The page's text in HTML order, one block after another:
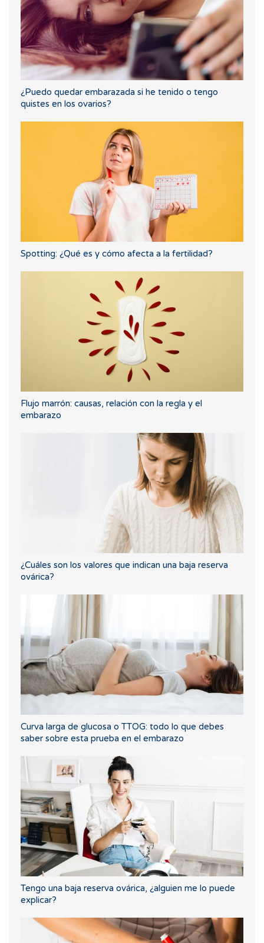
¿Puedo quedar embarazada si he tenido o tengo
quistes en los ovarios?
Spotting: ¿Qué es y cómo afecta a la fertilidad?
Flujo marrón: causas, relación con la regla y el
embarazo
¿Cuáles son los valores que indican una baja reserva
ovárica?
Curva larga de glucosa o TTOG: todo lo que debes
saber sobre esta prueba en el embarazo
Tengo una baja reserva ovárica, ¿alguien me lo puede
explicar?